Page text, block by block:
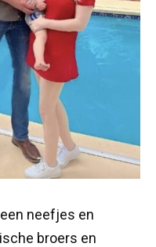
neefjes en
broers en